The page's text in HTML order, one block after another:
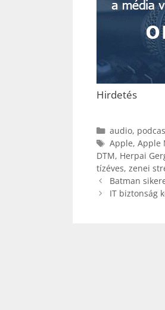
Hirdetés
Kategória
audio,
Címkék
Apple, Apple
DTM, Herpai
tízéves, zenei
Batman
IT biztonság